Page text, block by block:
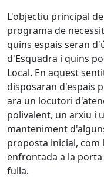
L'objectiu principal
programa de
quins espais seran
d'Esquadra i quins
Local. En aquest
disposaran d'espais
ara un locutori
polivalent, un arxiu i
manteniment
proposta inicial, com
enfrontada a la
fulla.